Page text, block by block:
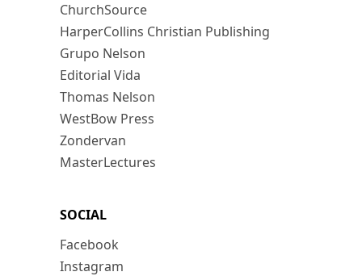
ChurchSource
HarperCollins Christian Publishing
Grupo Nelson
Editorial Vida
Thomas Nelson
WestBow Press
Zondervan
MasterLectures
SOCIAL
Facebook
Instagram